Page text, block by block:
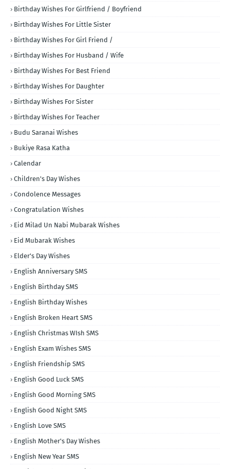
Birthday Wishes For Girlfriend / Boyfriend
Birthday Wishes For Little Sister
Birthday Wishes For Girl Friend /
Birthday Wishes For Husband / Wife
Birthday Wishes For Best Friend
Birthday Wishes For Daughter
Birthday Wishes For Sister
Birthday Wishes For Teacher
Budu Saranai Wishes
Bukiye Rasa Katha
Calendar
Children's Day Wishes
Condolence Messages
Congratulation Wishes
Eid Milad Un Nabi Mubarak Wishes
Eid Mubarak Wishes
Elder's Day Wishes
English Anniversary SMS
English Birthday SMS
English Birthday Wishes
English Broken Heart SMS
English Christmas WIsh SMS
English Exam Wishes SMS
English Friendship SMS
English Good Luck SMS
English Good Morning SMS
English Good Night SMS
English Love SMS
English Mother's Day Wishes
English New Year SMS